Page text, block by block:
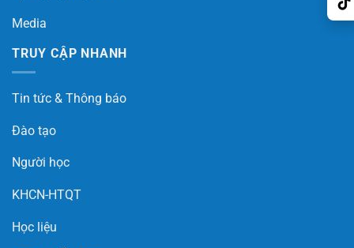
Media
TRUY CẬP NHANH
Tin tức & Thông báo
Đào tạo
Người học
KHCN-HTQT
Học liệu